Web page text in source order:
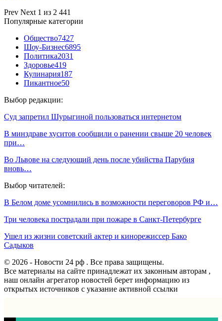
Prev Next 1 из 2 441
Популярные категории
Общество7427
Шоу-Бизнес6895
Политика2031
Здоровье419
Кулинария187
Пикантное50
Выбор редакции:
Суд запретил Шурыгиной пользоваться интернетом
В минздраве хуситов сообщили о ранении свыше 20 человек
при…
Во Львове на следующий день после убийства Парубия
вновь…
Выбор читателей:
В Белом доме усомнились в возможности переговоров РФ и…
Три человека пострадали при пожаре в Санкт-Петербурге
Ушел из жизни советский актер и кинорежиссер Бако
Садыков
© 2026 - Новости 24 рф . Все права защищены.
Все материалы на сайте принадлежат их законным авторам ,
наш онлайн агрегатор новостей берет информацию из
открытых источников с указание активной ссылки